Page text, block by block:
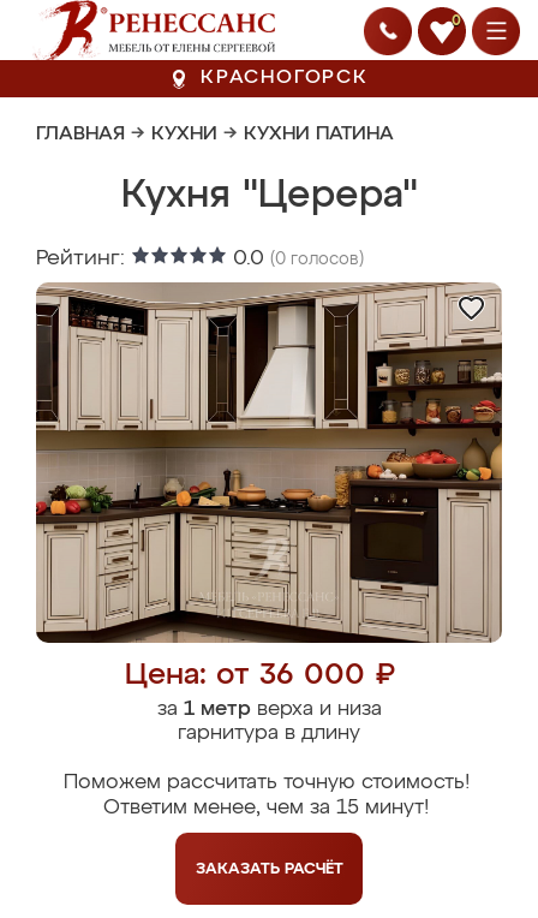
0
КРАСНОГОРСК
ГЛАВНАЯ → КУХНИ → КУХНИ ПАТИНА
Кухня "Церера"
Рейтинг: 0.0 (0 голосов)
Цена: от 36 000 ₽
за 1 метрверха и низа
гарнитура в длину
Поможем рассчитать точную стоимость!
Ответим менее, чем за 15 минут!
ЗАКАЗАТЬ РАСЧЁТ